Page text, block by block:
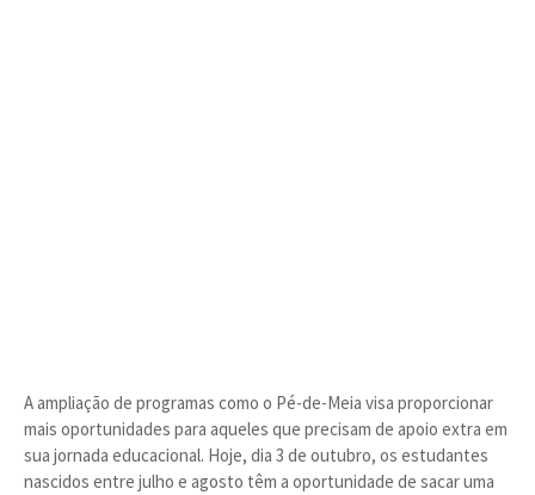
A ampliação de programas como o Pé-de-Meia visa proporcionar
mais oportunidades para aqueles que precisam de apoio extra em
sua jornada educacional. Hoje, dia 3 de outubro, os estudantes
nascidos entre julho e agosto têm a oportunidade de sacar uma